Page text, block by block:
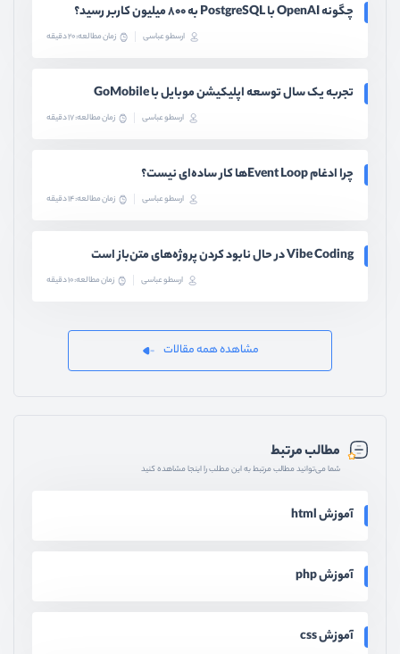
چگونه OpenAI با PostgreSQL به ۸۰۰ میلیون کاربر رسید؟
ارسطو عباسی زمان مطالعه: 20 دقیقه
تجربه یک سال توسعه اپلیکیشن موبایل با GoMobile
ارسطو عباسی زمان مطالعه: 17 دقیقه
چرا ادغام Event Loopها کار ساده‌ای نیست؟
ارسطو عباسی زمان مطالعه: 14 دقیقه
Vibe Coding در حال نابود کردن پروژه‌های متن‌باز است
ارسطو عباسی زمان مطالعه: 10 دقیقه
مشاهده همه مقالات
مطالب مرتبط
شما می‌توانید مطالب مرتبط به این مطلب را اینجا مشاهده کنید
آموزش html
آموزش php
آموزش css